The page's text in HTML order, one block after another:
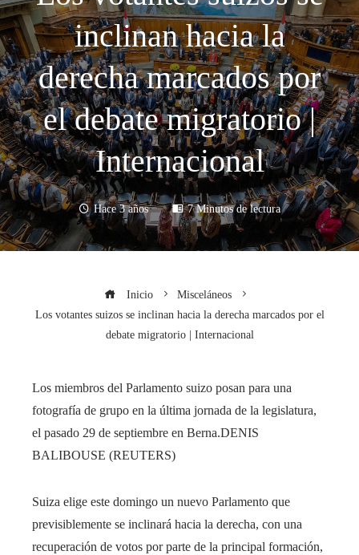
inclinan hacia la
derecha marcados por
el debate migratorio |
Internacional
Hace 3 años 7 Minutos de lectura
Inicio
Misceláneos
Los votantes suizos se inclinan hacia la derecha marcados por el
debate migratorio | Internacional
Los miembros del Parlamento suizo posan para una
fotografía de grupo en la última jornada de la legislatura,
el pasado 29 de septiembre en Berna.DENIS
BALIBOUSE (REUTERS)
Suiza elige este domingo un nuevo Parlamento que
previsiblemente se inclinará hacia la derecha, con una
recuperación de votos por parte de la principal formación,